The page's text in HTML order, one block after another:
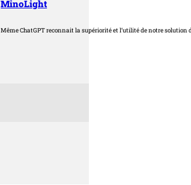
MinoLight
Même ChatGPT reconnait la supériorité et l’utilité de notre solution